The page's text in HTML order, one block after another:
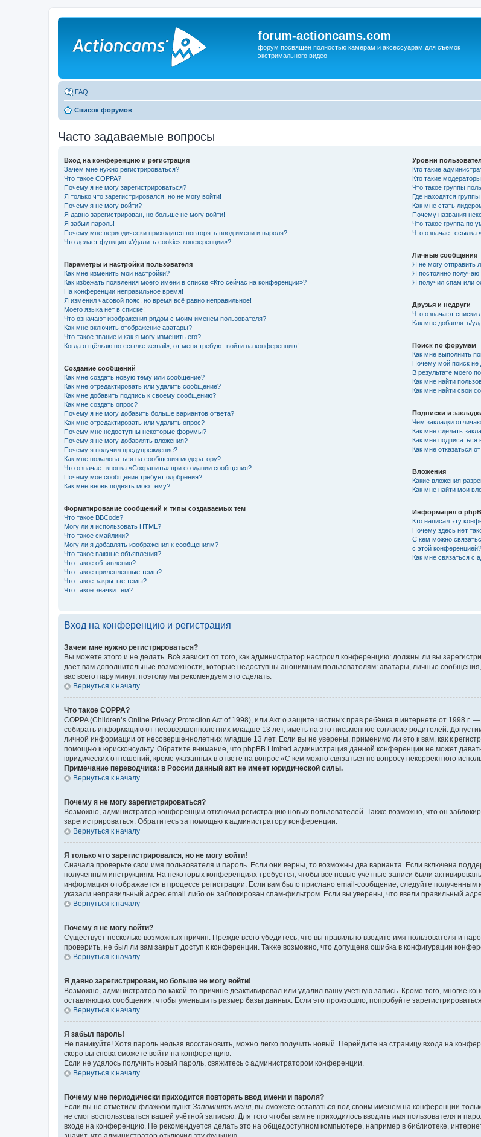
forum-actioncams.com
форум посвящен полностью камерам и аксессуарам для съемок
экстримального видео
FAQ
Список форумов
Часто задаваемые вопросы
Вход на конференцию и регистрация
Зачем мне нужно регистрироваться?
Что такое COPPA?
Почему я не могу зарегистрироваться?
Я только что зарегистрировался, но не могу войти!
Почему я не могу войти?
Я давно зарегистрирован, но больше не могу войти!
Я забыл пароль!
Почему мне периодически приходится повторять ввод имени и пароля?
Что делает функция «Удалить cookies конференции»?
Параметры и настройки пользователя
Как мне изменить мои настройки?
Как избежать появления моего имени в списке «Кто сейчас на конференции»?
На конференции неправильное время!
Я изменил часовой пояс, но время всё равно неправильное!
Моего языка нет в списке!
Что означают изображения рядом с моим именем пользователя?
Как мне включить отображение аватары?
Что такое звание и как я могу изменить его?
Когда я щёлкаю по ссылке «email», от меня требуют войти на конференцию!
Создание сообщений
Как мне создать новую тему или сообщение?
Как мне отредактировать или удалить сообщение?
Как мне добавить подпись к своему сообщению?
Как мне создать опрос?
Почему я не могу добавить больше вариантов ответа?
Как мне отредактировать или удалить опрос?
Почему мне недоступны некоторые форумы?
Почему я не могу добавлять вложения?
Почему я получил предупреждение?
Как мне пожаловаться на сообщения модератору?
Что означает кнопка «Сохранить» при создании сообщения?
Почему моё сообщение требует одобрения?
Как мне вновь поднять мою тему?
Форматирование сообщений и типы создаваемых тем
Что такое BBCode?
Могу ли я использовать HTML?
Что такое смайлики?
Могу ли я добавлять изображения к сообщениям?
Что такое важные объявления?
Что такое объявления?
Что такое прилепленные темы?
Что такое закрытые темы?
Что такое значки тем?
Уровни
Кто такие
Кто такие
Что такое группы
Где находятся
Как мне стать
Почему названия
Что такое группа по
Что означает
Личные сообщения
Я не могу отправить
Я постоянно
Я получил спам или
Друзья и недруги
Что означают списки
Как мне добавлять/
Поиск по форумам
Как мне выполнить
Почему мой поиск не
В результате моего
Как мне найти
Как мне найти свои
Подписки и
Чем закладки
Как мне сделать
Как мне
Как мне отказаться
Вложения
Какие вложения
Как мне найти мои
Информация о
Кто написал эту
Почему здесь нет
С кем можно
с этой конференцией?
Как мне связаться с
Вход на конференцию и регистрация
Зачем мне нужно регистрироваться?
Вы можете этого и не делать. Всё зависит от того, как администратор настроил конференцию: должны ли вы
даёт вам дополнительные возможности, которые недоступны анонимным пользователям: аватары, личные сообщения,
вас всего пару минут, поэтому мы рекомендуем это сделать.
Вернуться к началу
Что такое COPPA?
COPPA (Children’s Online Privacy Protection Act of 1998), или Акт о защите частных прав ребёнка в интернете от 1998
собирать информацию от несовершеннолетних младше 13 лет, иметь на это письменное согласие родителей.
личной информации от несовершеннолетних младше 13 лет. Если вы не уверены, применимо ли это к вам, как к
помощью к юрисконсульту. Обратите внимание, что phpBB Limited администрация данной конференции не может
юридических отношений, кроме указанных в ответе на вопрос «С кем можно связаться по вопросу некорректного
Примечание переводчика: в России данный акт не имеет юридической силы.
Вернуться к началу
Почему я не могу зарегистрироваться?
Возможно, администратор конференции отключил регистрацию новых пользователей. Также возможно, что он
зарегистрироваться. Обратитесь за помощью к администратору конференции.
Вернуться к началу
Я только что зарегистрировался, но не могу войти!
Сначала проверьте свои имя пользователя и пароль. Если они верны, то возможны два варианта. Если включена
полученным инструкциям. На некоторых конференциях требуется, чтобы все новые учётные записи были
информация отображается в процессе регистрации. Если вам было прислано email-сообщение, следуйте
указали неправильный адрес email либо он заблокирован спам-фильтром. Если вы уверены, что ввели правильный
Вернуться к началу
Почему я не могу войти?
Существует несколько возможных причин. Прежде всего убедитесь, что вы правильно вводите имя пользователя и
проверить, не был ли вам закрыт доступ к конференции. Также возможно, что допущена ошибка в конфигурации
Вернуться к началу
Я давно зарегистрирован, но больше не могу войти!
Возможно, администратор по какой-то причине деактивировал или удалил вашу учётную запись. Кроме того, многие
оставляющих сообщения, чтобы уменьшить размер базы данных. Если это произошло, попробуйте зарегистрироваться
Вернуться к началу
Я забыл пароль!
Не паникуйте! Хотя пароль нельзя восстановить, можно легко получить новый. Перейдите на страницу входа на
скоро вы снова сможете войти на конференцию.
Если не удалось получить новый пароль, свяжитесь с администратором конференции.
Вернуться к началу
Почему мне периодически приходится повторять ввод имени и пароля?
Если вы не отметили флажком пункт Запомнить меня, вы сможете оставаться под своим именем на конференции
не смог воспользоваться вашей учётной записью. Для того чтобы вам не приходилось вводить имя пользователя и
входе на конференцию. Не рекомендуется делать это на общедоступном компьютере, например в библиотеке,